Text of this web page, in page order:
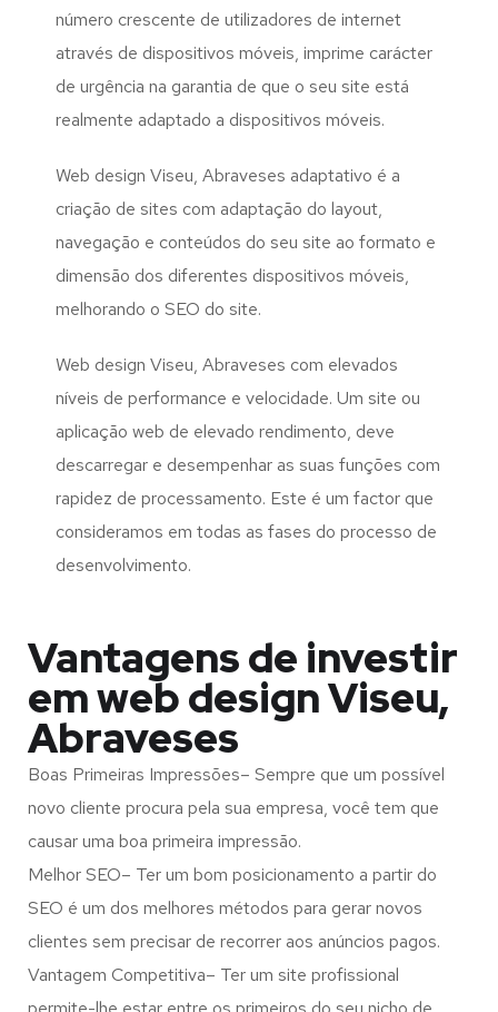
número crescente de utilizadores de internet
através de dispositivos móveis, imprime carácter
de urgência na garantia de que o seu site está
realmente adaptado a dispositivos móveis.
Web design Viseu, Abraveses adaptativo é a
criação de sites com adaptação do layout,
navegação e conteúdos do seu site ao formato e
dimensão dos diferentes dispositivos móveis,
melhorando o SEO do site.
Web design Viseu, Abraveses com elevados
níveis de performance e velocidade. Um site ou
aplicação web de elevado rendimento, deve
descarregar e desempenhar as suas funções com
rapidez de processamento. Este é um factor que
consideramos em todas as fases do processo de
desenvolvimento.
Vantagens de investir
em web design Viseu,
Abraveses
Boas Primeiras Impressões– Sempre que um possível
novo cliente procura pela sua empresa, você tem que
causar uma boa primeira impressão.
Melhor SEO– Ter um bom posicionamento a partir do
SEO é um dos melhores métodos para gerar novos
clientes sem precisar de recorrer aos anúncios pagos.
Vantagem Competitiva– Ter um site profissional